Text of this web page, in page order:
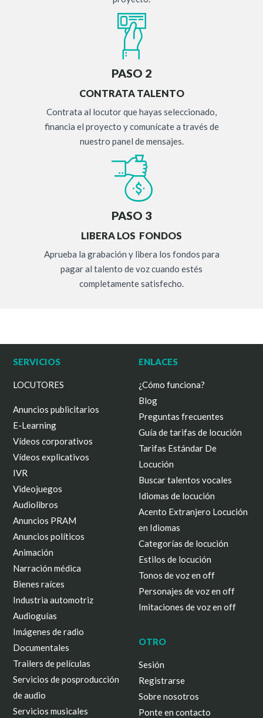
PASO 2
CONTRATA TALENTO
Contrata al locutor que hayas seleccionado,
financia el proyecto y comunícate a través de
nuestro panel de mensajes.
PASO 3
LIBERA LOS FONDOS
Aprueba la grabación y libera los fondos para
pagar al talento de voz cuando estés
completamente satisfecho.
SERVICIOS
LOCUTORES
Anuncios publicitarios
E-Learning
Vídeos corporativos
Vídeos explicativos
IVR
Videojuegos
Audiolibros
Anuncios PRAM
Anuncios políticos
Animación
Narración médica
Bienes raíces
Industria automotriz
Audioguías
Imágenes de radio
Documentales
Trailers de películas
Servicios de posproducción
de audio
Servicios musicales
ENLACES
¿Cómo funciona?
Blog
Preguntas frecuentes
Guía de tarifas de locución
Tarifas Estándar De
Locución
Buscar talentos vocales
Idiomas de locución
Acento Extranjero Locución
en Idiomas
Categorías de locución
Estilos de locución
Tonos de voz en off
Personajes de voz en off
Imitaciones de voz en off
OTRO
Sesión
Registrarse
Sobre nosotros
Ponte en contacto